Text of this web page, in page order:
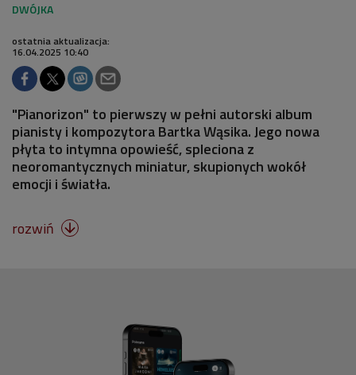
ostatnia aktualizacja:
16.04.2025 10:40
"Pianorizon" to pierwszy w pełni autorski album
pianisty i kompozytora Bartka Wąsika. Jego nowa
płyta to intymna opowieść, spleciona z
neoromantycznych miniatur, skupionych wokół
emocji i światła.
rozwiń 